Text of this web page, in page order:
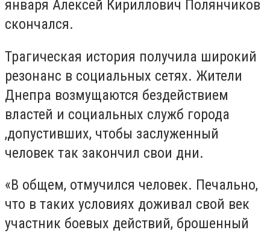
января Алексей Кириллович Полянчиков
скончался.
Трагическая история получила широкий
резонанс в социальных сетях. Жители
Днепра возмущаются бездействием
властей и социальных служб города
,допустивших, чтобы заслуженный
человек так закончил свои дни.
«В общем, отмучился человек. Печально,
что в таких условиях доживал свой век
участник боевых действий, брошенный